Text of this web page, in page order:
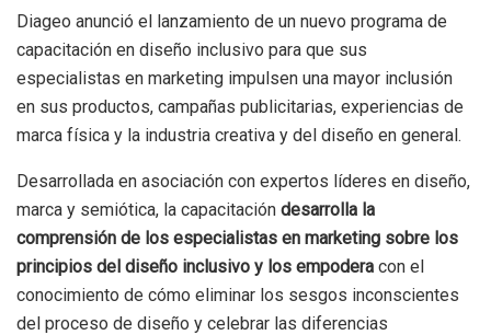
Diageo anunció el lanzamiento de un nuevo programa de
capacitación en diseño inclusivo para que sus
especialistas en marketing impulsen una mayor inclusión
en sus productos, campañas publicitarias, experiencias de
marca física y la industria creativa y del diseño en general.
Desarrollada en asociación con expertos líderes en diseño,
marca y semiótica, la capacitación desarrolla la
comprensión de los especialistas en marketing sobre los
principios del diseño inclusivo y los empodera con el
conocimiento de cómo eliminar los sesgos inconscientes
del proceso de diseño y celebrar las diferencias